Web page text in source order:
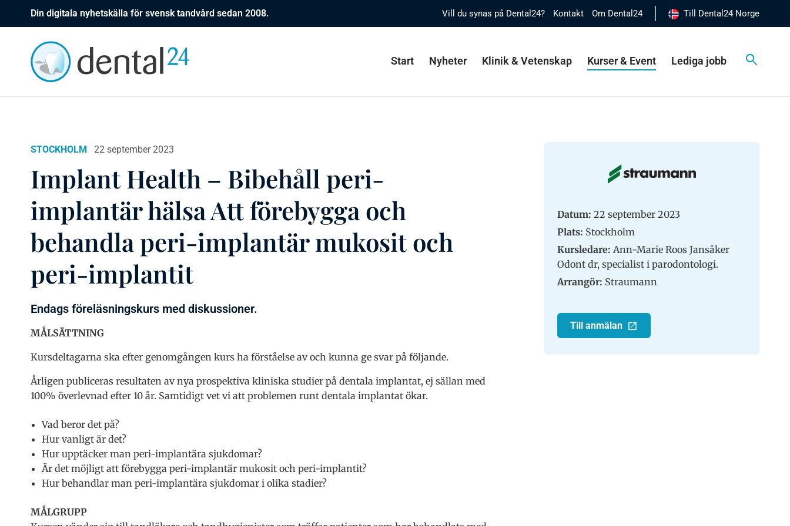
Din digitala nyhetskälla för svensk tandvård sedan 2008. Vill du synas på Dental24? Kontakt Om Dental24 Till Dental24 Norge
Start Nyheter Klinik & Vetenskap Kurser & Event Lediga jobb
STOCKHOLM 22 september 2023
Implant Health – Bibehåll peri-
implantär hälsa Att förebygga och
behandla peri-implantär mukosit och
peri-implantit
Endags föreläsningskurs med diskussioner.
MÅLSÄTTNING
Kursdeltagarna ska efter genomgången kurs ha förståelse av och kunna ge svar på följande.
Årligen publiceras resultaten av nya prospektiva kliniska studier på dentala implantat, ej sällan med
100% överlevnad efter 10 år. Samtidigt vet vi att problemen runt dentala implantat ökar.
Vad beror det på?
Hur vanligt är det?
Hur upptäcker man peri-implantära sjukdomar?
Är det möjligt att förebygga peri-implantär mukosit och peri-implantit?
Hur behandlar man peri-implantära sjukdomar i olika stadier?
MÅLGRUPP
Datum: 22 september 2023
Plats: Stockholm
Kursledare: Ann-Marie Roos Jansåker
Odont dr, specialist i parodontologi.
Arrangör: Straumann
Till anmälan